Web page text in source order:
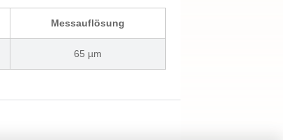
Messauflösung
65 µm